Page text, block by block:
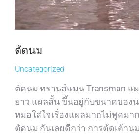
ตัดนม
Uncategorized
ตัดนม ทรานส์แมน Transman แ
ยาว แผลสั้น ขึ้นอยู่กับขนาดของ
หมอใส่ใจเรื่องแผลมากไม่พูดมา
ตัดนม กันเลยดีกว่า การตัดเต้าน